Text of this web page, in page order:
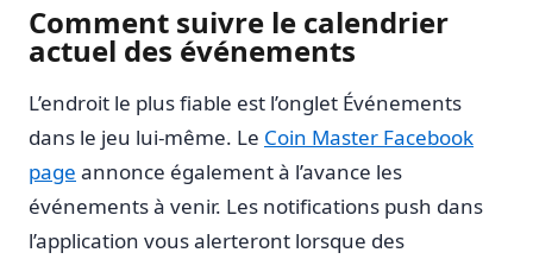
Comment suivre le calendrier
actuel des événements
L’endroit le plus fiable est l’onglet Événements
dans le jeu lui-même. Le Coin Master Facebook
page annonce également à l’avance les
événements à venir. Les notifications push dans
l’application vous alerteront lorsque des